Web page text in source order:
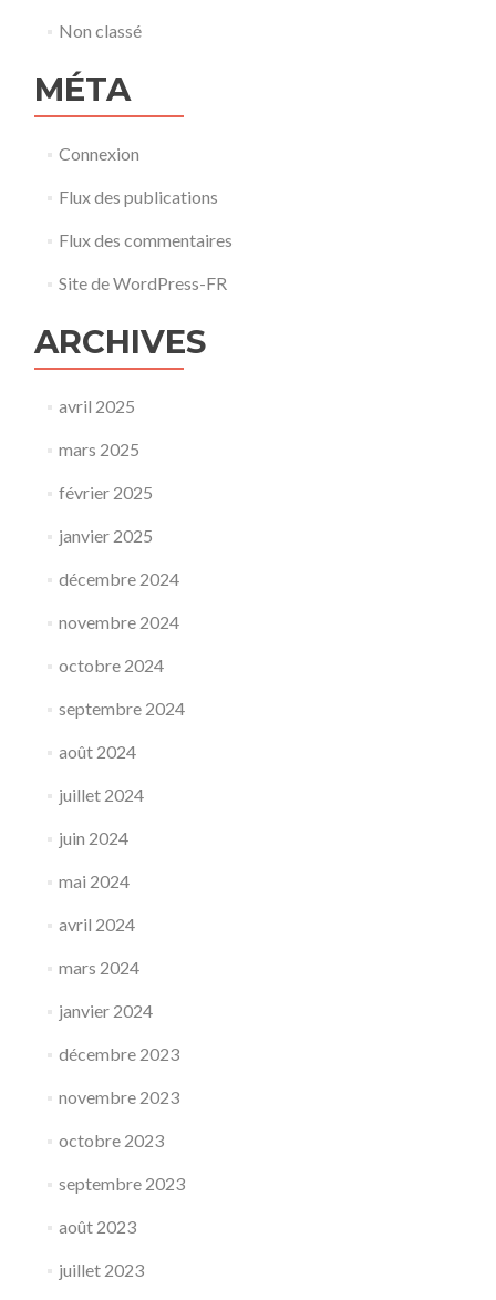
Non classé
MÉTA
Connexion
Flux des publications
Flux des commentaires
Site de WordPress-FR
ARCHIVES
avril 2025
mars 2025
février 2025
janvier 2025
décembre 2024
novembre 2024
octobre 2024
septembre 2024
août 2024
juillet 2024
juin 2024
mai 2024
avril 2024
mars 2024
janvier 2024
décembre 2023
novembre 2023
octobre 2023
septembre 2023
août 2023
juillet 2023